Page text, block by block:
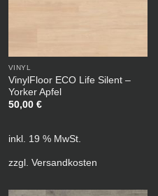
VINYL
VinylFloor ECO Life Silent –
Yorker Apfel
50,00 €
inkl. 19 % MwSt.
zzgl. Versandkosten